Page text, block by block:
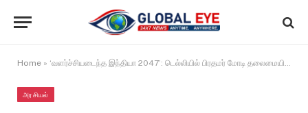
Home » ‘வளர்ச்சியடைந்த இந்தியா 2047’: டெல்லியில் பிரதமர் மோடி தலைமையில் நிதி ஆயோக் 11-வது ஆளுநர் குழுக் கூட்டம் தொடங்கியது!
அரசியல்